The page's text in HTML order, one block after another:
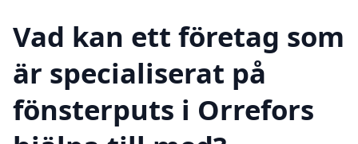
Vad kan ett företag som
är specialiserat på
fönsterputs i Orrefors